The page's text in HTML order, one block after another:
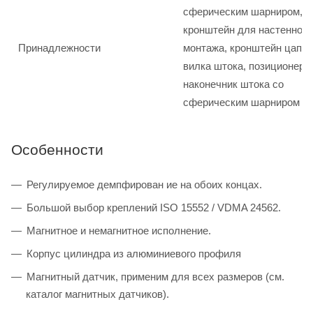
Принадлежности
сферическим шарниром,
кронштейн для настенного
монтажа, кронштейн
вилка штока, позиционер
наконечник штока со
сферическим шарниром
Особенности
Регулируемое демпфирован ие на обоих концах.
Большой выбор креплений ISO 15552 / VDMA 24562.
Магнитное и немагнитное исполнение.
Корпус цилиндра из алюминиевого профиля
Магнитный датчик, применим для всех размеров (см.
каталог магнитных датчиков).